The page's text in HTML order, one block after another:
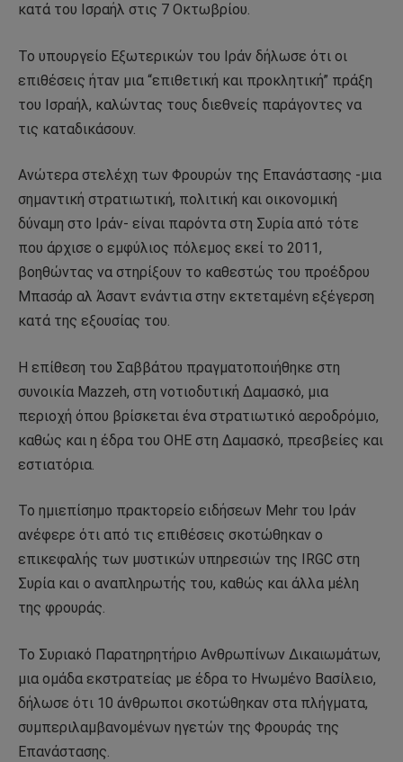
κατά του Ισραήλ στις 7 Οκτωβρίου.
Το υπουργείο Εξωτερικών του Ιράν δήλωσε ότι οι
επιθέσεις ήταν μια “επιθετική και προκλητική” πράξη
του Ισραήλ, καλώντας τους διεθνείς παράγοντες να
τις καταδικάσουν.
Ανώτερα στελέχη των Φρουρών της Επανάστασης -μια
σημαντική στρατιωτική, πολιτική και οικονομική
δύναμη στο Ιράν- είναι παρόντα στη Συρία από τότε
που άρχισε ο εμφύλιος πόλεμος εκεί το 2011,
βοηθώντας να στηρίξουν το καθεστώς του προέδρου
Μπασάρ αλ Άσαντ ενάντια στην εκτεταμένη εξέγερση
κατά της εξουσίας του.
Η επίθεση του Σαββάτου πραγματοποιήθηκε στη
συνοικία Mazzeh, στη νοτιοδυτική Δαμασκό, μια
περιοχή όπου βρίσκεται ένα στρατιωτικό αεροδρόμιο,
καθώς και η έδρα του ΟΗΕ στη Δαμασκό, πρεσβείες και
εστιατόρια.
Το ημιεπίσημο πρακτορείο ειδήσεων Mehr του Ιράν
ανέφερε ότι από τις επιθέσεις σκοτώθηκαν ο
επικεφαλής των μυστικών υπηρεσιών της IRGC στη
Συρία και ο αναπληρωτής του, καθώς και άλλα μέλη
της φρουράς.
Το Συριακό Παρατηρητήριο Ανθρωπίνων Δικαιωμάτων,
μια ομάδα εκστρατείας με έδρα το Ηνωμένο Βασίλειο,
δήλωσε ότι 10 άνθρωποι σκοτώθηκαν στα πλήγματα,
συμπεριλαμβανομένων ηγετών της Φρουράς της
Επανάστασης.